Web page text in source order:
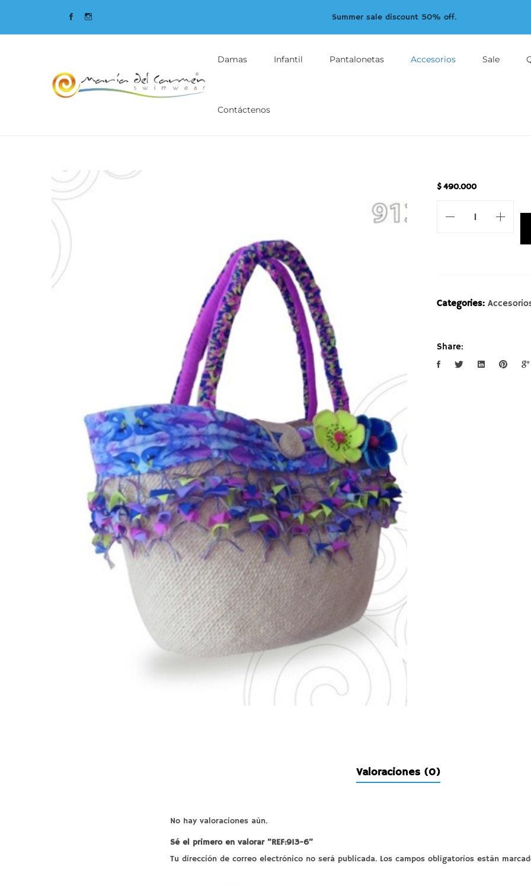
Summer sale discount 50% off.
MenuDamas Infantil Pantalonetas Accesorios Sale
Contáctenos
$490.000
Categories:
Share:
Valoraciones (0)
No hay valoraciones aún.
Sé el primero en valorar “REF:913-6”
Tu dirección de correo electrónico no será publicada. Los campos obligatorios están